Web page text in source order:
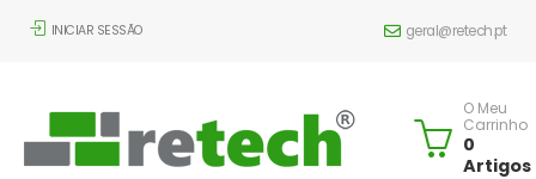
INICIAR SESSÃO geral@retech.pt
O Meu
Carrinho
0
Artigos